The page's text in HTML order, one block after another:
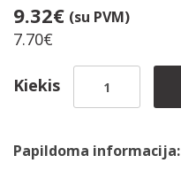
9.32€ (su PVM)
7.70€
Kiekis
Papildoma informacija: